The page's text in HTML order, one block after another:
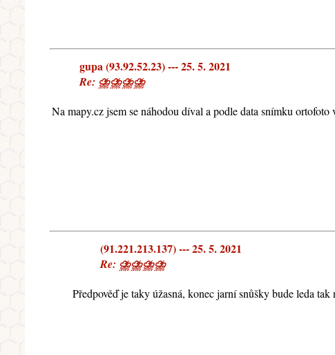
gupa (93.92.52.23) --- 25. 5. 2021
Re: ⛈⛈⛈⛈
Na mapy.cz jsem se náhodou díval a podle data snímku
(91.221.213.137) --- 25. 5. 2021
Re: ⛈⛈⛈⛈
Předpověď je taky úžasná, konec jarní snůšky bude leda